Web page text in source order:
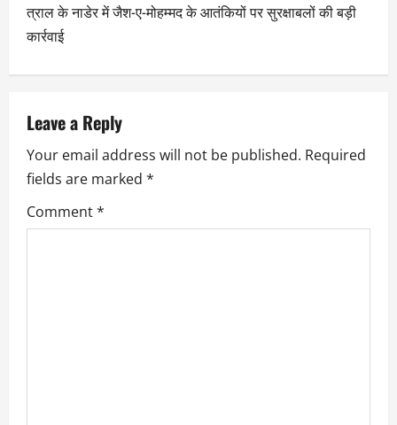
त्राल के नाडेर में जैश-ए-मोहम्मद के आतंकियों पर सुरक्षाबलों की बड़ी
कार्रवाई
Leave a Reply
Your email address will not be published. Required
fields are marked *
Comment*